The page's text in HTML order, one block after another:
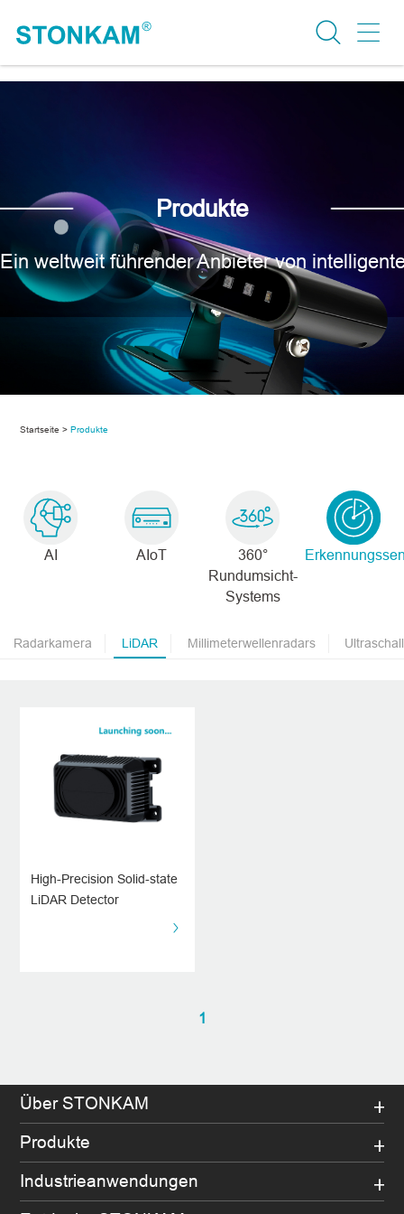
Produkte
Ein weltweit führender Anbieter von
Startseite > Produkte
AI AIoT
360°
Rundumsicht-
Systems
Radarkamera LiDAR Millimeterwellenradars
High-Precision Solid-state
LiDAR Detector
1
Über STONKAM
Produkte
Industrieanwendungen